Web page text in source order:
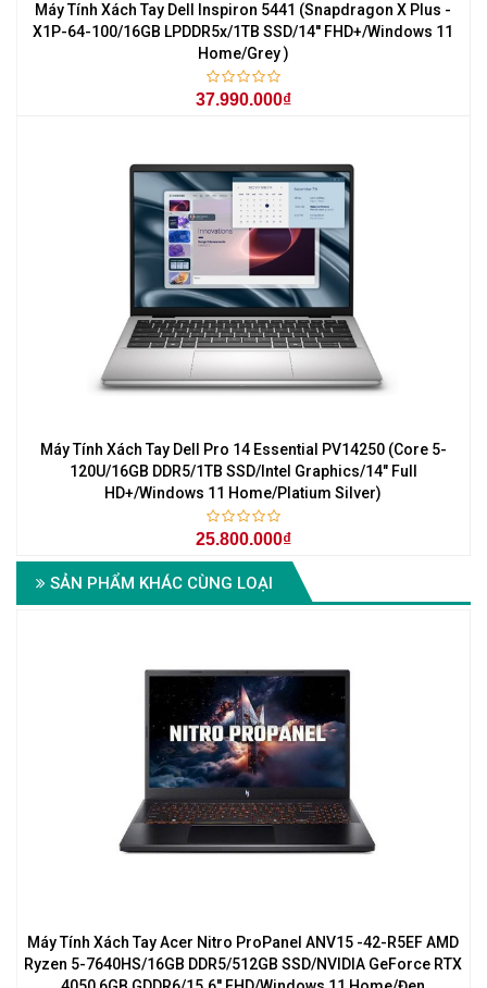
Máy Tính Xách Tay Dell Inspiron 5441 (Snapdragon X Plus -
X1P-64-100/16GB LPDDR5x/1TB SSD/14'' FHD+/Windows 11
Home/Grey )
37.990.000₫
Máy Tính Xách Tay Dell Pro 14 Essential PV14250 (Core 5-
120U/16GB DDR5/1TB SSD/Intel Graphics/14" Full
HD+/Windows 11 Home/Platium Silver)
25.800.000₫
SẢN PHẨM KHÁC CÙNG LOẠI
Máy Tính Xách Tay Acer Nitro ProPanel ANV15 -42-R5EF AMD
Ryzen 5-7640HS/16GB DDR5/512GB SSD/NVIDIA GeForce RTX